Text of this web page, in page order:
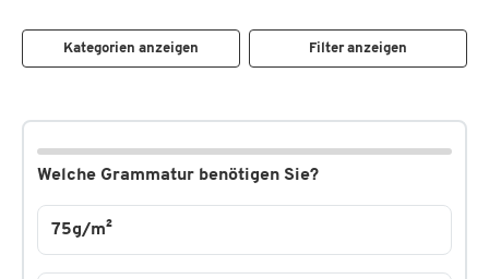
Kategorien anzeigen Filter anzeigen
Welche Grammatur benötigen Sie?
75g/m²